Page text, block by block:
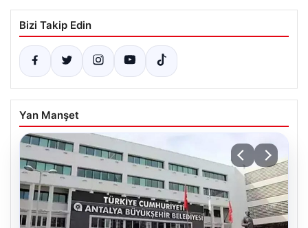
Bizi Takip Edin
Yan Manşet